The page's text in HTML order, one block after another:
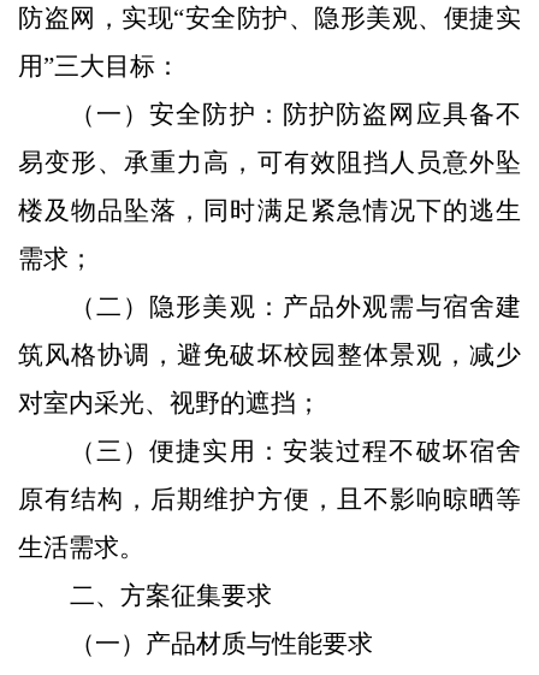
防盗 网，实现“安全防护、隐形美观、便捷实
用”三大目标：
（ 一 ）安全防护： 防护防盗 网 应具备不
易变形、承重力高 ， 可有效阻挡人员意外坠
楼及物品坠落 ，同时满足紧急情况下的逃生
需求；
（二 ） 隐形美观：产品外观需与宿舍建
筑风格协调，避免破坏校园整体景观，减少
对室内采光、视野的遮挡；
（ 三 ）便捷实用：安装过程不破坏宿舍
原有结构，后期维护方便，且不影响晾晒等
生活需求。
二、方案征集要求
（一）产品材质与性能要求